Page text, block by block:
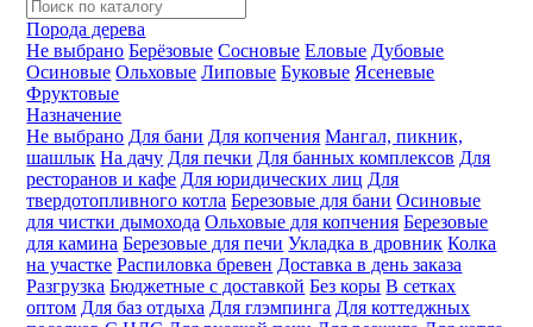
Порода дерева
Не выбрано Берёзовые Сосновые Еловые Дубовые
Осиновые Ольховые Липовые Буковые Ясеневые
Фруктовые
Назначение
Не выбрано Для бани Для копчения Мангал, пикник,
шашлык На дачу Для печки Для банных комплексов Для
ресторанов и кафе Для юридических лиц Для
твердотопливного котла Березовые для бани Осиновые
для чистки дымохода Ольховые для копчения Березовые
для камина Березовые для печи Укладка в дровник Колка
на участке Распиловка бревен Доставка в день заказа
Разгрузка Бюджетные с доставкой Без коры В сетках
оптом Для баз отдыха Для глэмпинга Для коттеджных